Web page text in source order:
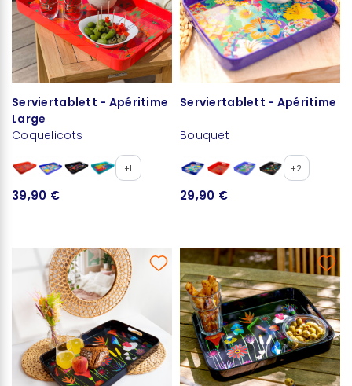
Serviertablett - Apéritime
Large
Coquelicots
+1
39,90 €
Serviertablett - Apéritime
Bouquet
+2
29,90 €